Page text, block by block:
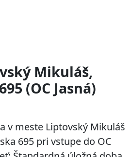
Mikuláš,
(OC Jasná)
v meste Liptovský Mikuláš
695 pri vstupe do OC